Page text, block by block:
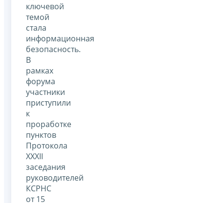
ключевой
темой
стала
информационная
безопасность.
В
рамках
форума
участники
приступили
к
проработке
пунктов
Протокола
XXXII
заседания
руководителей
КСРНС
от 15